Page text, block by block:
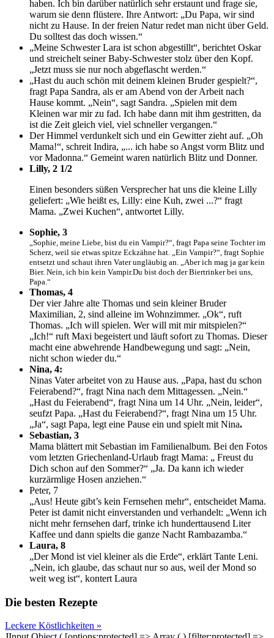
haben. Ich bin darüber natürlich sehr erstaunt und frage sie,
warum sie denn flüstere. Ihre Antwort: „Du Papa, wir sind
nicht zu Hause. In der freien Natur redet man nicht über Geld.
Du solltest das doch wissen.“
„Meine Schwester Lara ist schon abgestillt“, berichtet Oskar
und streichelt seiner Baby-Schwester stolz über den Kopf.
„Jetzt muss sie nur noch abgeflascht werden.“
„Hast du auch schön mit deinem kleinen Bruder gespielt?“,
fragt Papa Sandra, als er am Abend von der Arbeit nach
Hause kommt. „Nein“, sagt Sandra. „Spielen mit dem
Kleinen war mir zu fad. Ich habe dann mit ihm gestritten, da
ist die Zeit gleich viel, viel schneller vergangen.“
Der Himmel verdunkelt sich und ein Gewitter zieht auf. „Oh
Mama!“, schreit Indira, „... ich habe so Angst vorm Blitz und
vor Madonna.“ Gemeint waren natürlich Blitz und Donner.
Lilly, 2 1/2
Einen besonders süßen Versprecher hat uns die kleine Lilly
geliefert: „Wie heißt es, Lilly: eine Kuh, zwei ...?“ fragt
Mama. „Zwei Kuchen“, antwortet Lilly.
Sophie, 3
„Sophie, meine Liebe, bist du ein Vampir?“, fragt Papa seine Tochter im
Scherz, weil sie etwas spitze Eckzähne hat. „Ein Vampir?“, fragt Sophie
entsetzt und schaut ihren Vater ungläubig an. „Aber ich mag ja gar kein
Bier. Nein, ich bin kein Vampir.Du bist doch der Biertrinker bei uns,
Papa.“
Thomas, 4
Der vier Jahre alte Thomas und sein kleiner Bruder
Maximilian, 2, sind alleine im Wohnzimmer. „Ok“, ruft
Thomas. „Ich will spielen. Wer will mit mir mitspielen?“
„Ich!“ ruft Maxi begeistert und läuft sofort zu Thomas. Dieser
macht eine abwehrende Handbewegung und sagt: „Nein,
nicht schon wieder du.“
Nina, 4:
Ninas Vater arbeitet von zu Hause aus. „Papa, hast du schon
Feierabend?“, fragt Nina nach dem Mittagessen. „Nein.“
„Hast du Feierabend“, fragt Nina um 14 Uhr. „Nein, leider“,
seufzt Papa. „Hast du Feierabend?“, fragt Nina um 15 Uhr.
„Ja“, sagt Papa, legt eine Pause ein und spielt mit Nina.
Sebastian, 3
Mama blättert mit Sebastian im Familienalbum. Bei den Fotos
vom letzten Griechenland-Urlaub fragt Mama: „ Freust du
Dich schon auf den Sommer?“ „Ja. Da kann ich wieder
kurzärmlige Hosen anziehen.“
Peter, 7
„Aus! Heute gibt’s kein Fernsehen mehr“, entscheidet Mama.
Peter ist damit nicht einverstanden und verhandelt: „Wenn ich
nicht mehr fernsehen darf, trinke ich hunderttausend Liter
Kaffee und dann spielts die ganze Nacht Rambazamba.“
Laura, 8
„Der Mond ist viel kleiner als die Erde“, erklärt Tante Leni.
„Nein, ich glaube, das schaut nur so aus, weil der Mond so
weit weg ist“, kontert Laura
Die besten Rezepte
Leckere Köstlichkeiten »